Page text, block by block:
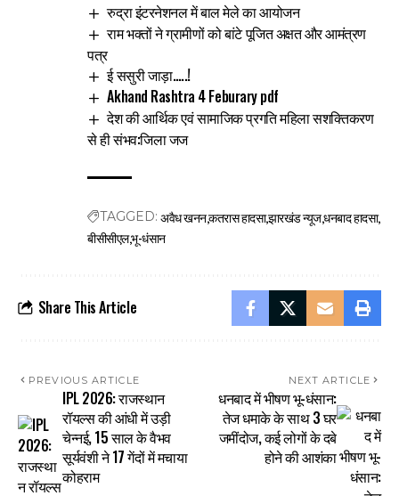
रुद्रा इंटरनेशनल में बाल मेले का आयोजन
राम भक्तों ने ग्रामीणों को बांटे पूजित अक्षत और आमंत्रण
पत्र
ई ससुरी जाड़ा…..!
Akhand Rashtra 4 Feburary pdf
देश की आर्थिक एवं सामाजिक प्रगति महिला सशक्तिकरण
से ही संभव:जिला जज
TAGGED: अवैध खननकतरास हादसाझारखंड न्यूजधनबाद हादसा
बीसीसीएलभू-धंसान
Share This Article
PREVIOUS ARTICLE
IPL 2026: राजस्थान
रॉयल्स की आंधी में उड़ी
चेन्नई, 15 साल के वैभव
सूर्यवंशी ने 17 गेंदों में मचाया
कोहराम
NEXT ARTICLE
धनबाद में भीषण भू-धंसान:
तेज धमाके के साथ 3 घर
जमींदोज, कई लोगों के दबे
होने की आशंका